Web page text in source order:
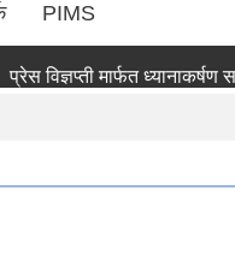
PIMS
मार्फत ध्यानाकर्षण